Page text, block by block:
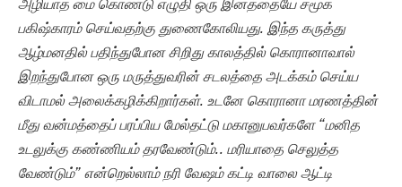
அழியாத மை கொண்டு எழுதி ஒரு இனத்தையே சமூக
பகிஷ்காரம் செய்வதற்கு துணைகோலியது. இந்த கருத்து
ஆழ்மனதில் பதிந்துபோன சிறிது காலத்தில் கொரானாவால்
இறந்துபோன ஒரு மருத்துவரின் சடலத்தை அடக்கம் செய்ய
விடாமல் அலைக்கழிக்கிறார்கள். உடனே கொரானா மரணத்தின்
மீது வன்மத்தைப் பரப்பிய மேல்தட்டு மகானுபவர்களே “மனித
உடலுக்கு கண்ணியம் தரவேண்டும்.. மரியாதை செலுத்த
வேண்டும்” என்றெல்லாம் நரி வேஷம் கட்டி வாலை ஆட்டி